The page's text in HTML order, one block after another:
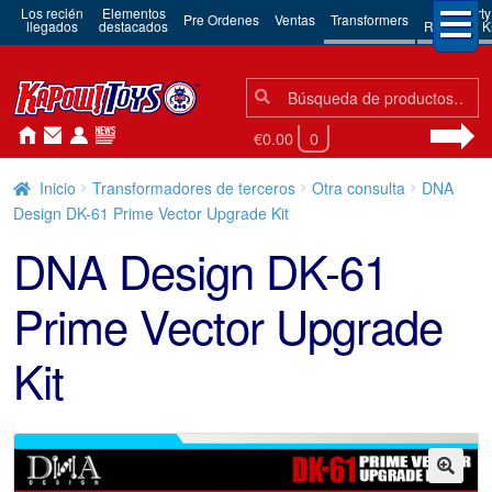
Los recién
llegados
Elementos
destacados Pre Ordenes Ventas Transformers 3rd Party
Robots &
Búsqueda:
Búsqueda
€0.00 0
Inicio Transformadores de terceros Otra consulta
DNA
Design DK-61 Prime Vector Upgrade Kit
DNA Design DK-61
Prime Vector Upgrade
Kit